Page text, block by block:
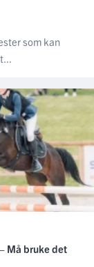
som kan
Må bruke det